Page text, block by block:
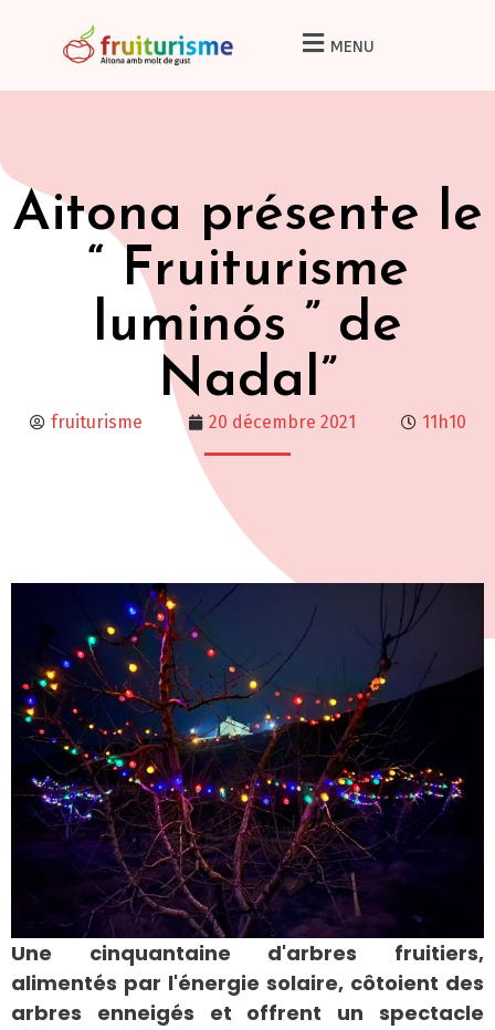
MENU
Aitona présente le
“ Fruiturisme
luminós ” de
Nadal”
fruiturisme 20 décembre 2021 11h10
Une cinquantaine d'arbres fruitiers,
alimentés par l'énergie solaire, côtoient des
arbres enneigés et offrent un spectacle